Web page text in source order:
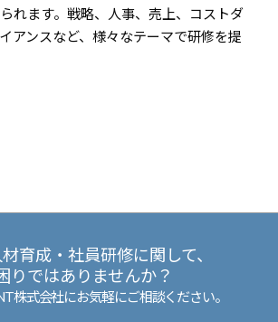
れます。戦略、人事、売上、コストダ
アンスなど、様々なテーマで研修を提
育成・社員研修に関して、
りではありませんか？
株式会社にお気軽にご相談ください。